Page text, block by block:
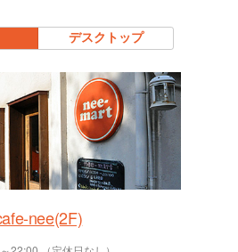
デスクトップ
nee(2F)